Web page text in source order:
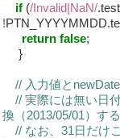
if (/Invalid|NaN/
!
return false;
}
// 入力値と
// 実際には無い日
換（2013/05/01）す
// なお、31日だけ